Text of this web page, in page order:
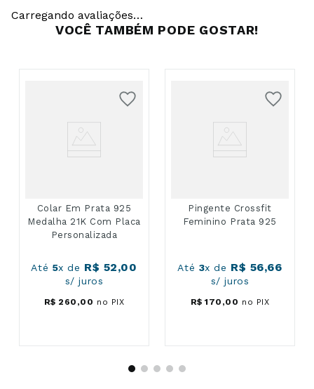
Carregando avaliações…
VOCÊ TAMBÉM PODE GOSTAR!
Colar Em Prata 925
Medalha 21K Com Placa
Personalizada
Até 5x de R$ 52,00
s/ juros
R$ 260 ,00 no PIX
Pingente Crossfit
Feminino Prata 925
Até 3x de R$ 56,66
s/ juros
R$ 170 ,00 no PIX